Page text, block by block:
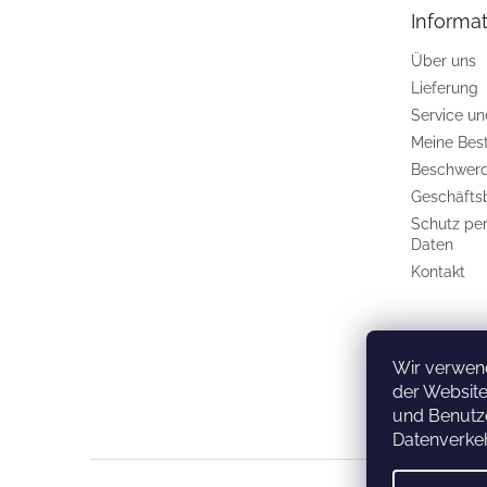
Wir
der
und
Über uns
Lieferung
Service
Meine
Schutz
Daten
Kontakt